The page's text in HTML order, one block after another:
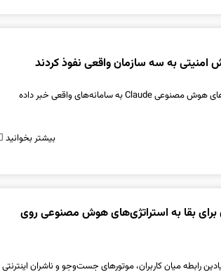
شرکت آنتروپیک از شناسایی سه مورد نفوذ ناخواسته مدل‌های هوش مصنوعی Claude به سامانه‌های واقعی خبر داده
بیشتر بخوانید
بقا به استراتژی‌های هوش مصنوعی روی
میان کاربران، موتورهای جست‌وجو و ناشران اینترنتی